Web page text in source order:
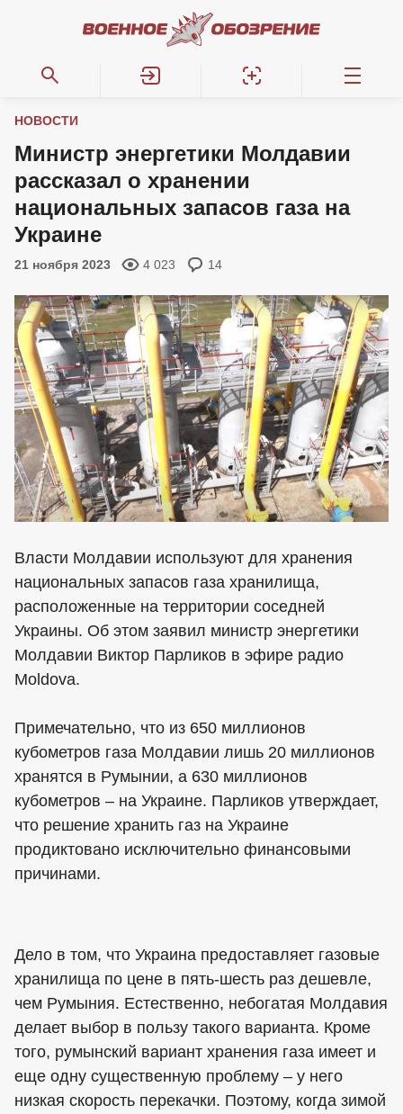
НОВОСТИ
Министр энергетики Молдавии
рассказал о хранении
национальных запасов газа на
Украине
21 ноября 2023 4 023 14
Власти Молдавии используют для хранения
национальных запасов газа хранилища,
расположенные на территории соседней
Украины. Об этом заявил министр энергетики
Молдавии Виктор Парликов в эфире радио
Moldova.
Примечательно, что из 650 миллионов
кубометров газа Молдавии лишь 20 миллионов
хранятся в Румынии, а 630 миллионов
кубометров – на Украине. Парликов утверждает,
что решение хранить газ на Украине
продиктовано исключительно финансовыми
причинами.
Дело в том, что Украина предоставляет газовые
хранилища по цене в пять-шесть раз дешевле,
чем Румыния. Естественно, небогатая Молдавия
делает выбор в пользу такого варианта. Кроме
того, румынский вариант хранения газа имеет и
еще одну существенную проблему – у него
низкая скорость перекачки. Поэтому, когда зимой